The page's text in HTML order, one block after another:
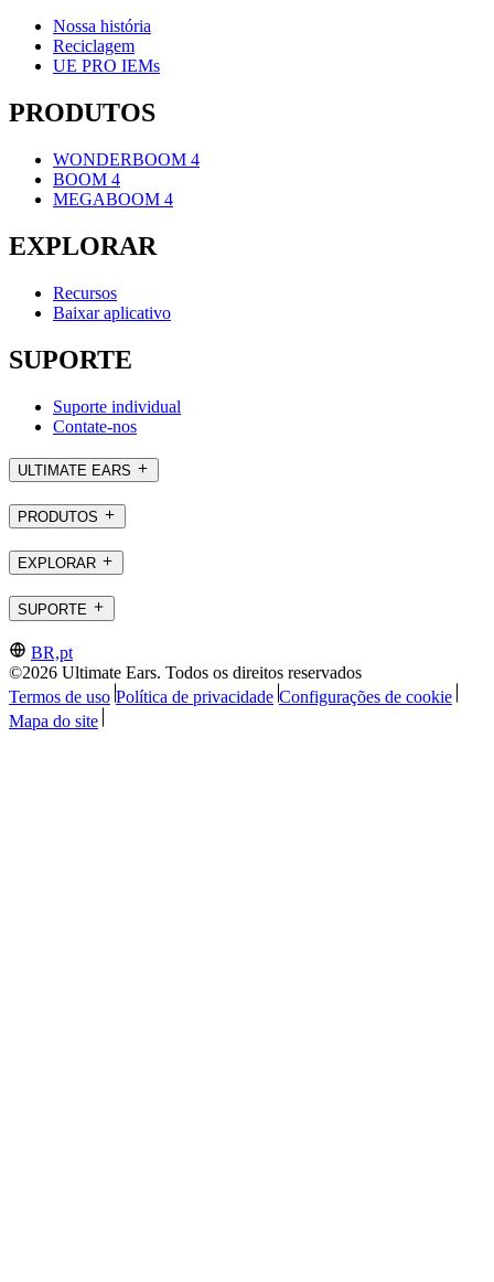
Nossa história
Reciclagem
UE PRO IEMs
PRODUTOS
WONDERBOOM 4
BOOM 4
MEGABOOM 4
EXPLORAR
Recursos
Baixar aplicativo
SUPORTE
Suporte individual
Contate-nos
ULTIMATE EARS
PRODUTOS
EXPLORAR
SUPORTE
BR,pt
©2026 Ultimate Ears. Todos os direitos reservados
Termos de uso Política de privacidade Configurações de cookie
Mapa do site